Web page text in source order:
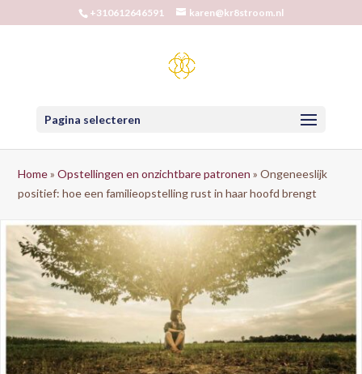
+310612646591 karen@kr8stroom.nl
Pagina selecteren
Home»Opstellingen en onzichtbare patronen »Ongeneeslijk
positief: hoe een familieopstelling rust in haar hoofd brengt